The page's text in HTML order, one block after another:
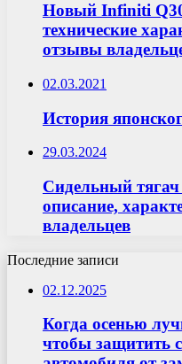
Новый Infiniti
технические
отзывы
02.03.2021
История
29.03.2024
Сидельный
описание,
владельцев
Последние записи
02.12.2025
Когда осенью
чтобы защитить